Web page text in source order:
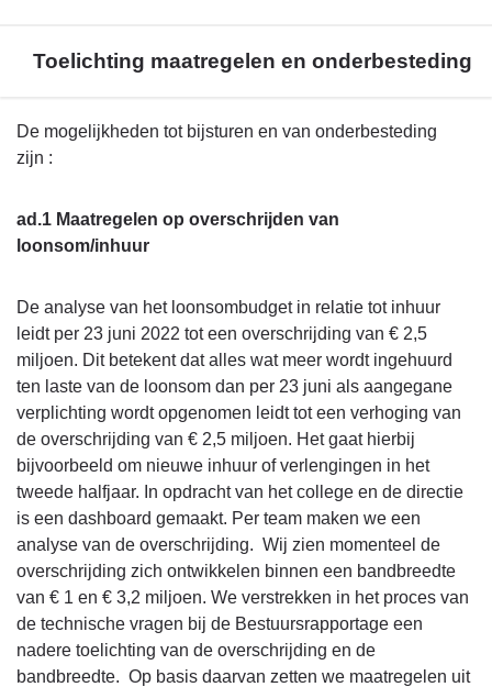
Toelichting maatregelen en onderbesteding
Terug
naar
Financieel
Toelichting
maatregelen
en
onderbesteding
De mogelijkheden tot bijsturen en van onderbesteding
zijn :
ad.1 Maatregelen op overschrijden van
loonsom/inhuur
De analyse van het loonsombudget in relatie tot inhuur
leidt per 23 juni 2022 tot een overschrijding van € 2,5
miljoen. Dit betekent dat alles wat meer wordt ingehuurd
ten laste van de loonsom dan per 23 juni als aangegane
verplichting wordt opgenomen leidt tot een verhoging van
de overschrijding van € 2,5 miljoen. Het gaat hierbij
bijvoorbeeld om nieuwe inhuur of verlengingen in het
tweede halfjaar. In opdracht van het college en de directie
is een dashboard gemaakt. Per team maken we een
analyse van de overschrijding. Wij zien momenteel de
overschrijding zich ontwikkelen binnen een bandbreedte
van € 1 en € 3,2 miljoen. We verstrekken in het proces van
de technische vragen bij de Bestuursrapportage een
nadere toelichting van de overschrijding en de
bandbreedte. Op basis daarvan zetten we maatregelen uit